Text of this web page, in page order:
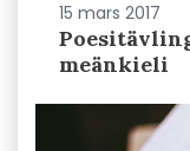
15 mars 2017
meänkieli